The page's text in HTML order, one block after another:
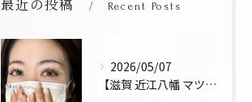
最近の投稿 Recent Posts
2026/05/07
【滋賀 近江八幡 マツエク デザインキープラッシュ 束感 お...